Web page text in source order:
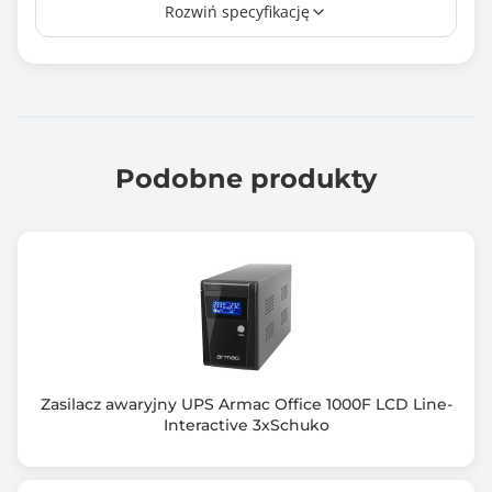
Liczba gniazd wyjściowych AC
Kształt napięcia wyjściowego
Czysta sinusoida
RJ-11
Rozwiń specyfikację
Podobne produkty
Zasilacz awaryjny UPS Armac Office 1000F LCD Line-
Interactive 3xSchuko